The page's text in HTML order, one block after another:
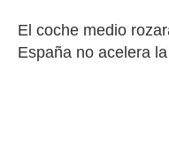
El coche medio
España no acelera